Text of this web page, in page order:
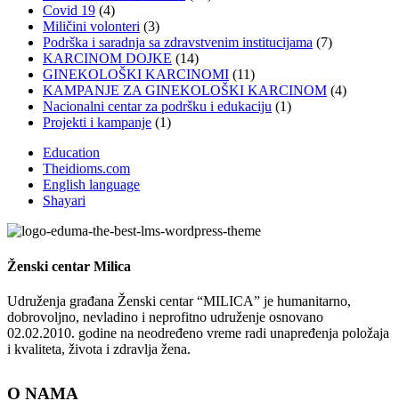
Covid 19 (4)
Miličini volonteri (3)
Podrška i saradnja sa zdravstvenim institucijama (7)
KARCINOM DOJKE (14)
GINEKOLOŠKI KARCINOMI (11)
KAMPANJE ZA GINEKOLOŠKI KARCINOM (4)
Nacionalni centar za podršku i edukaciju (1)
Projekti i kampanje (1)
Education
Theidioms.com
English language
Shayari
Ženski centar Milica
Udruženja građana Ženski centar “MILICA” je humanitarno,
dobrovoljno, nevladino i neprofitno udruženje osnovano
02.02.2010. godine na neodređeno vreme radi unapređenja položaja
i kvaliteta, života i zdravlja žena.
O NAMA